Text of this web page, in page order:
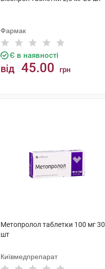
Фармак
Є в наявності
від 45.00 грн
Метопролол таблетки 100 мг 30
шт
Київмедпрепарат